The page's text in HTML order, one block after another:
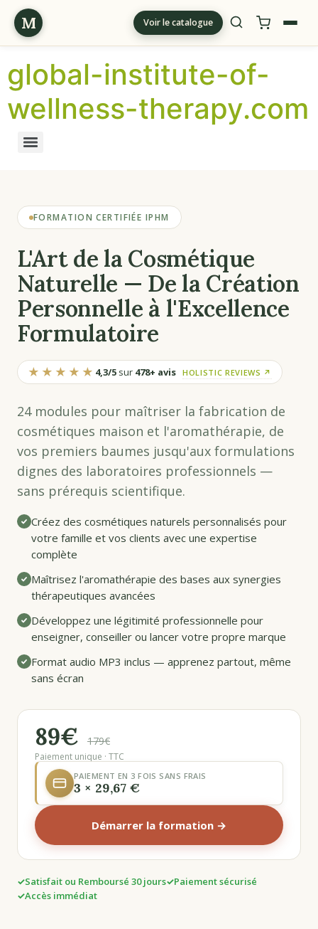
M Voir le catalogue
global-institute-of-
wellness-therapy.com
FORMATION CERTIFIÉE IPHM
L'Art de la Cosmétique
Naturelle — De la Création
Personnelle à l'Excellence
Formulatoire
★★★★★ 4,3/5 sur 478+ avis HOLISTIC REVIEWS ↗
24 modules pour maîtriser la fabrication de
cosmétiques maison et l'aromathérapie, de
vos premiers baumes jusqu'aux formulations
dignes des laboratoires professionnels —
sans prérequis scientifique.
Créez des cosmétiques naturels personnalisés pour
votre famille et vos clients avec une expertise
complète
Maîtrisez l'aromathérapie des bases aux synergies
thérapeutiques avancées
Développez une légitimité professionnelle pour
enseigner, conseiller ou lancer votre propre marque
Format audio MP3 inclus — apprenez partout, même
sans écran
89€ 179€
Paiement unique · TTC
PAIEMENT EN 3 FOIS SANS FRAIS
3 × 29,67 €
Démarrer la formation →
Satisfait ou Remboursé 30 jours
Paiement sécurisé
Accès immédiat